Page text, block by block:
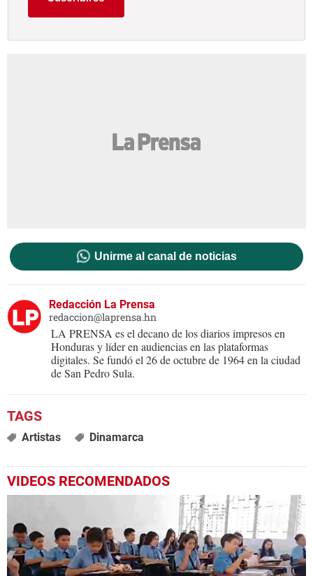
Unirme al canal de noticias
Redacción La Prensa
redaccion@laprensa.hn
LA PRENSA es el decano de los diarios impresos en
Honduras y líder en audiencias en las plataformas
digitales. Se fundó el 26 de octubre de 1964 en la ciudad
de San Pedro Sula.
Artistas Dinamarca
VIDEOS RECOMENDADOS